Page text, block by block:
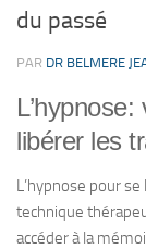
du passé
PAR DR BELMERE
libérer les
L’hypnose pour
technique
accéder à la